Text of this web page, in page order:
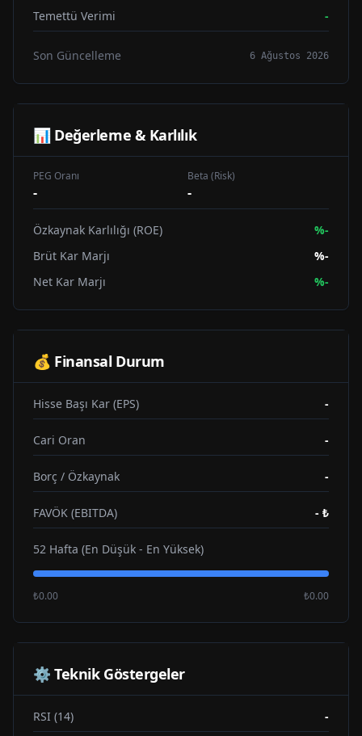
Temettü Verimi -
Son Güncelleme 6 Ağustos 2026
📊 Değerleme & Karlılık
PEG Oranı
-
Beta (Risk)
-
Özkaynak Karlılığı (ROE) %-
Brüt Kar Marjı
%-
Net Kar Marjı
%-
💰 Finansal Durum
Hisse Başı Kar (EPS) -
Cari Oran -
Borç / Özkaynak -
FAVÖK (EBITDA) - ₺
52 Hafta (En Düşük - En Yüksek)
₺0.00 ₺0.00
⚙️ Teknik Göstergeler
RSI (14) -